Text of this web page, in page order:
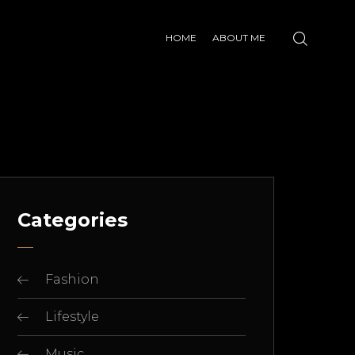
HOME ABOUT ME
Categories
Fashion
Lifestyle